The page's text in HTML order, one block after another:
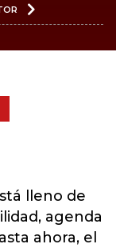
lleno de
agenda
ahora, el